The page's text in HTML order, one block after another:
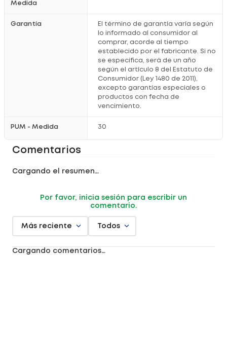
Medida
Garantía
El término de garantía varía según
lo informado al consumidor al
comprar, acorde al tiempo
establecido por el fabricante. Si no
se especifica, será de un año
según el artículo 8 del Estatuto de
Consumidor (Ley 1480 de 2011),
excepto garantías especiales o
productos con fecha de
vencimiento.
PUM - Medida 30
Comentarios
Cargando el resumen…
Por favor, inicia sesión para escribir un
comentario.
Más reciente Todos
Cargando comentarios…